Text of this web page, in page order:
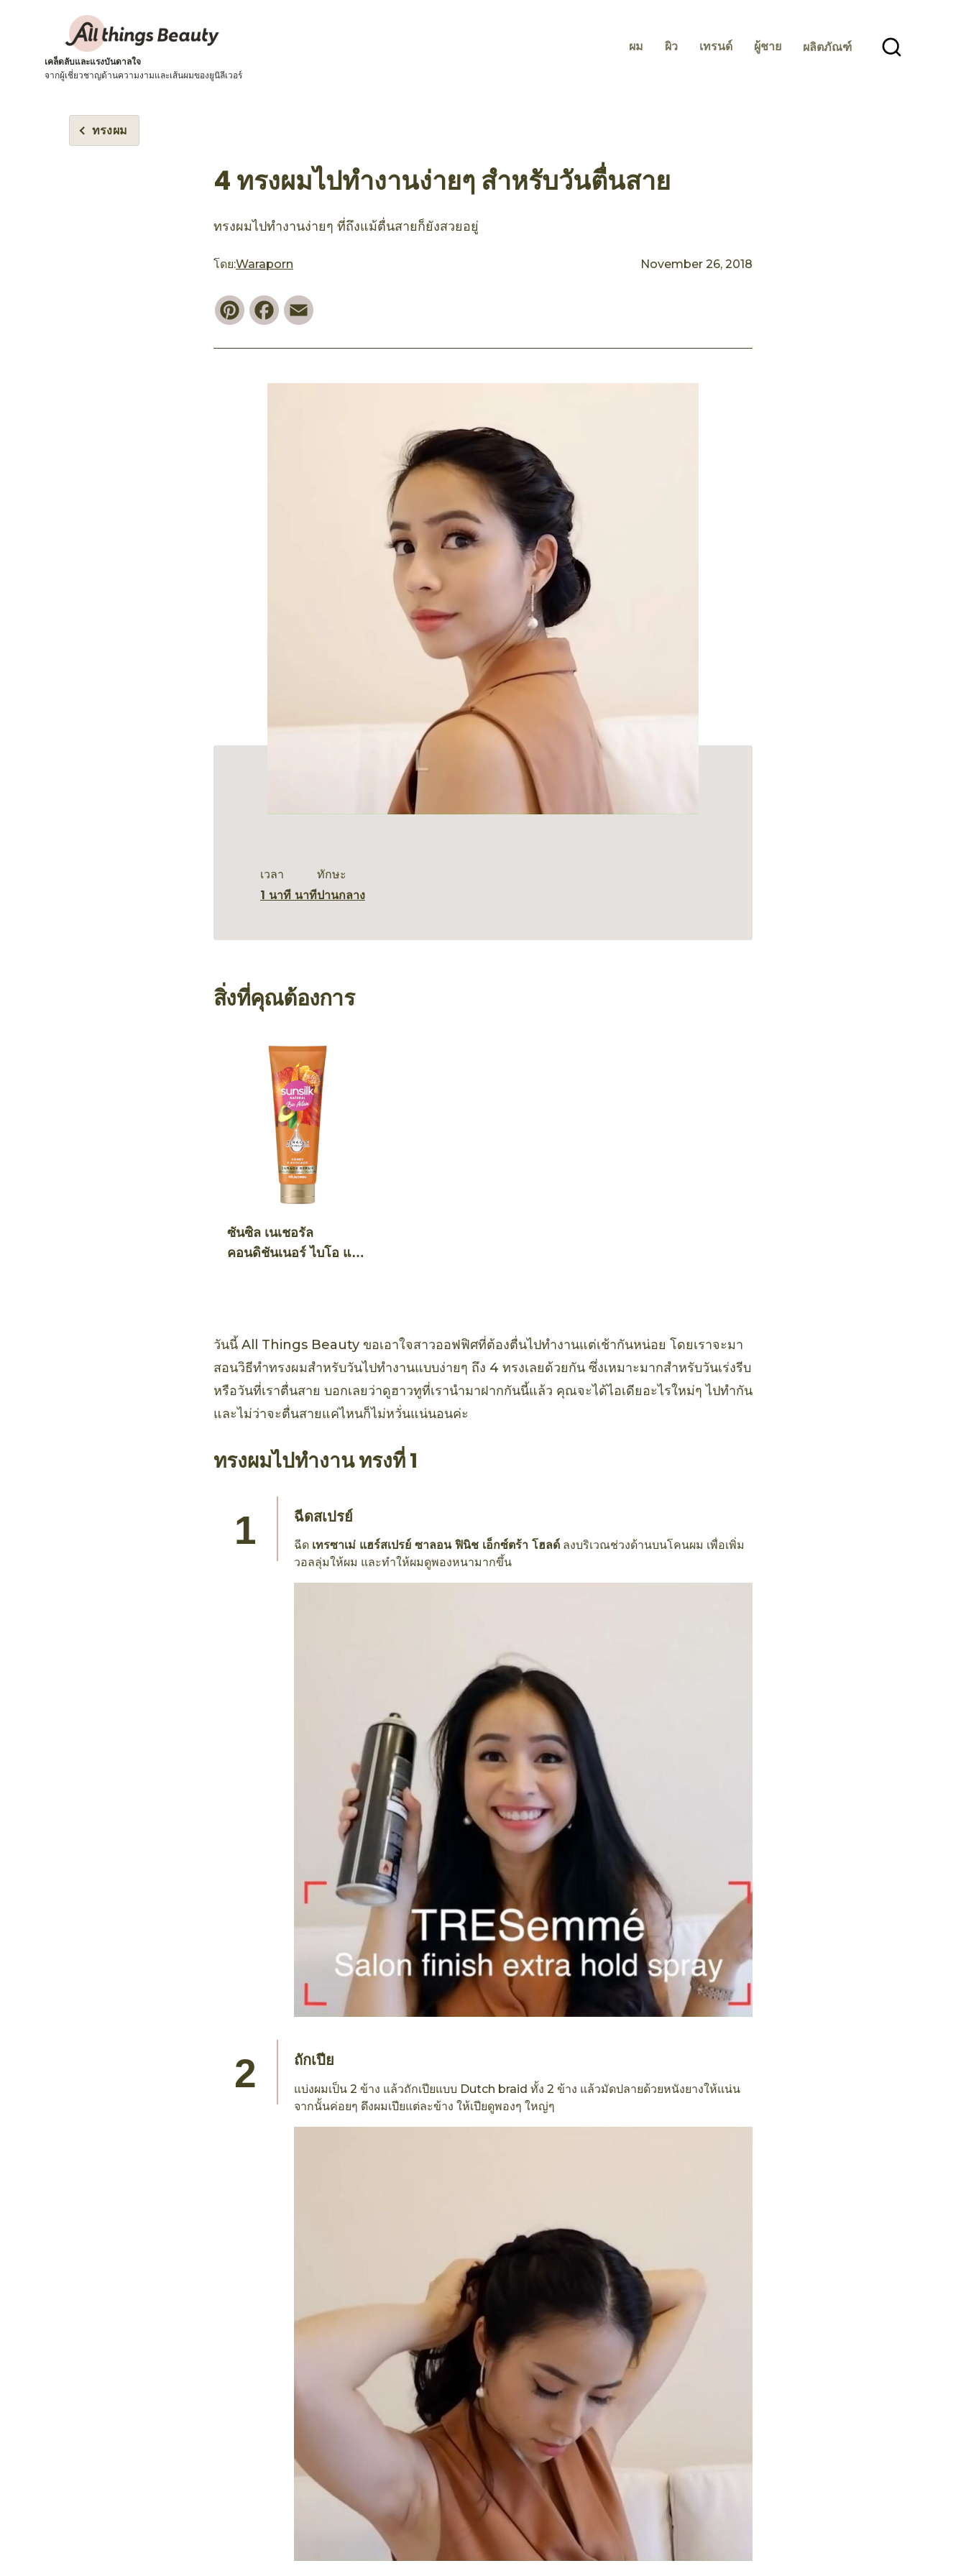
เคล็ดลับและแรงบันดาลใจ
จากผู้เชี่ยวชาญด้านความงามและเส้นผมของยูนิลีเวอร์
ผม ผิว เทรนด์ ผู้ชาย ผลิตภัณฑ์
ทรงผม
4 ทรงผมไปทำงานง่ายๆ สำหรับวันตื่นสาย
ทรงผมไปทำงานง่ายๆ ที่ถึงแม้ตื่นสายก็ยังสวยอยู่
โดย:Waraporn November 26, 2018
PinterestFacebook
เวลา
1 นาที นาที
ทักษะ
ปานกลาง
สิ่งที่คุณต้องการ
ซันซิล เนเชอรัล
คอนดิชันเนอร์ ไบโอ แอ
วันนี้ All Things Beauty ขอเอาใจสาวออฟฟิศที่ต้องตื่นไปทำงานแต่เช้ากันหน่อย โดยเราจะมา
สอนวิธีทำทรงผมสำหรับวันไปทำงานแบบง่ายๆ ถึง 4 ทรงเลยด้วยกัน ซึ่งเหมาะมากสำหรับวันเร่งรีบ
หรือวันที่เราตื่นสาย บอกเลยว่าดูฮาวทูที่เรานำมาฝากกันนี้แล้ว คุณจะได้ไอเดียอะไรใหม่ๆ ไปทำกัน
และไม่ว่าจะตื่นสายแค่ไหนก็ไม่หวั่นแน่นอนค่ะ
ทรงผมไปทำงาน ทรงที่ 1
ฉีดสเปรย์
ฉีด เทรซาเม่ แฮร์สเปรย์ ซาลอน ฟินิช เอ็กซ์ตร้า โฮลด์ ลงบริเวณช่วงด้านบนโคนผม เพื่อเพิ่ม
วอลลุ่มให้ผม และทำให้ผมดูพองหนามากขึ้น
ถักเปีย
แบ่งผมเป็น 2 ข้าง แล้วถักเปียแบบ Dutch braid ทั้ง 2 ข้าง แล้วมัดปลายด้วยหนังยางให้แน่น
จากนั้นค่อยๆ ดึงผมเปียแต่ละข้าง ให้เปียดูพองๆ ใหญ่ๆ